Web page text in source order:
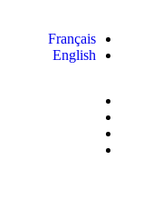
Français
English